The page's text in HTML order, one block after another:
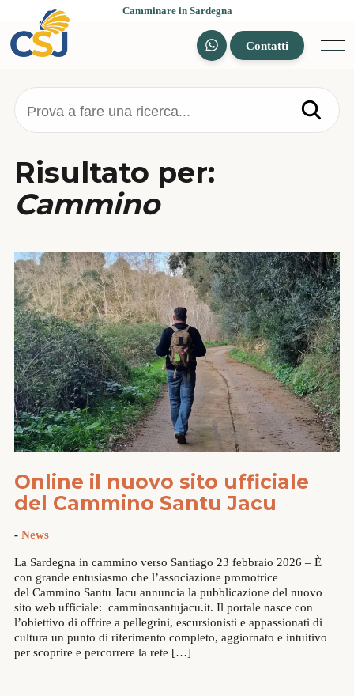
content
Camminare in Sardegna
Menu
Contatti
Prova a fare una ricerca...
Risultato per:
Cammino
Online il nuovo sito ufficiale
del Cammino Santu Jacu
- News
La Sardegna in cammino verso Santiago 23 febbraio 2026 – È
con grande entusiasmo che l’associazione promotrice
del Cammino Santu Jacu annuncia la pubblicazione del nuovo
sito web ufficiale: camminosantujacu.it. Il portale nasce con
l’obiettivo di offrire a pellegrini, escursionisti e appassionati di
cultura un punto di riferimento completo, aggiornato e intuitivo
per scoprire e percorrere la rete […]